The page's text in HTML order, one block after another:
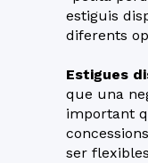
estiguis
diferents
Estigues
que una
important
ser